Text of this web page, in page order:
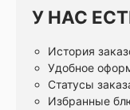
У НАС
История
Удобное
Статусы
Избранные